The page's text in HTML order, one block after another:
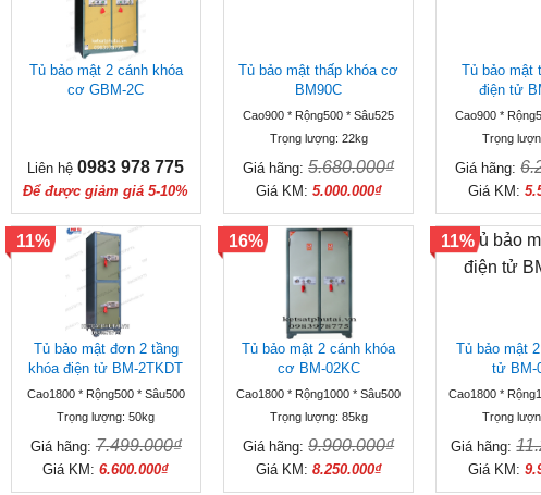
Tủ bảo mật 2 cánh khóa
cơ GBM-2C
Liên hệ0983 978 775
Để được giảm giá 5-10%
Tủ bảo mật thấp khóa cơ
BM90C
Cao900 * Rộng500 * Sâu525
Trọng lượng: 22kg
Giá hãng:5.680.000₫
Giá KM: 5.000.000₫
Tủ bảo mật
điện tử
Cao900 *
Trọng
Giá hãng:
Giá KM:
Tủ bảo mật đơn 2 tầng
khóa điện tử BM-2TKDT
Cao1800 * Rộng500 * Sâu500
Trọng lượng: 50kg
Giá hãng: 7.499.000₫
Giá KM:6.600.000₫
11%
Tủ bảo mật 2 cánh khóa
cơ BM-02KC
Cao1800 * Rộng1000 * Sâu500
Trọng lượng: 85kg
Giá hãng:9.900.000₫
Giá KM: 8.250.000₫
16%
Tủ bảo mật
tử BM-
Cao1800 *
Trọng
Giá hãng:
Giá KM:
11%